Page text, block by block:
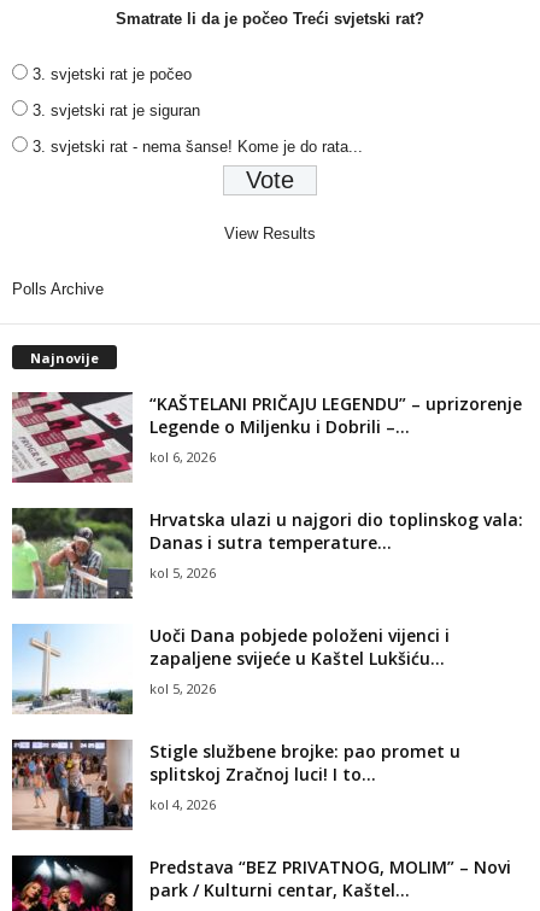
Smatrate li da je počeo Treći svjetski rat?
3. svjetski rat je počeo
3. svjetski rat je siguran
3. svjetski rat - nema šanse! Kome je do rata...
View Results
Polls Archive
Najnovije
“KAŠTELANI PRIČAJU LEGENDU” – uprizorenje
Legende o Miljenku i Dobrili –...
kol 6, 2026
Hrvatska ulazi u najgori dio toplinskog vala:
Danas i sutra temperature...
kol 5, 2026
Uoči Dana pobjede položeni vijenci i
zapaljene svijeće u Kaštel Lukšiću...
kol 5, 2026
Stigle službene brojke: pao promet u
splitskoj Zračnoj luci! I to...
kol 4, 2026
Predstava “BEZ PRIVATNOG, MOLIM” – Novi
park / Kulturni centar, Kaštel...